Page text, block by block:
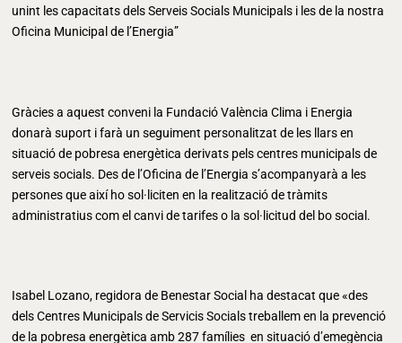
unint les capacitats dels Serveis Socials Municipals i les de la nostra
Oficina Municipal de l’Energia”
Gràcies a aquest conveni la Fundació València Clima i Energia
donarà suport i farà un seguiment personalitzat de les llars en
situació de pobresa energètica derivats pels centres municipals de
serveis socials. Des de l’Oficina de l’Energia s’acompanyarà a les
persones que així ho sol·liciten en la realització de tràmits
administratius com el canvi de tarifes o la sol·licitud del bo social.
Isabel Lozano, regidora de Benestar Social ha destacat que «des
dels Centres Municipals de Servicis Socials treballem en la prevenció
de la pobresa energètica amb 287 famílies en situació d’emegència